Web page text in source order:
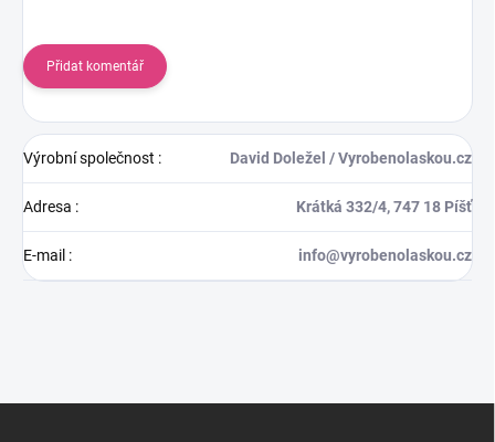
Přidat komentář
Výrobní společnost : David Doležel / Vyrobenolaskou.cz
Adresa : Krátká 332/4, 747 18 Píšť
E-mail : info@vyrobenolaskou.cz